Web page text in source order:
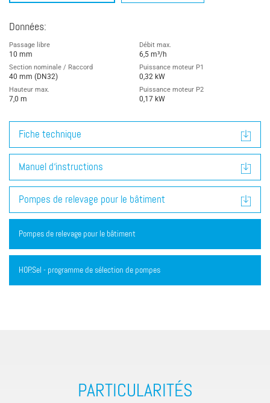
Données:
Passage libre
10 mm
Section nominale / Raccord
40 mm (DN32)
Hauteur max.
7,0 m
Débit max.
6,5 m³/h
Puissance moteur P1
0,32 kW
Puissance moteur P2
0,17 kW
Fiche technique
Manuel d‘instructions
Pompes de relevage pour le bâtiment
Pompes de relevage pour le bâtiment
HOP.Sel - programme de sélection de pompes
PARTICULARITÉS